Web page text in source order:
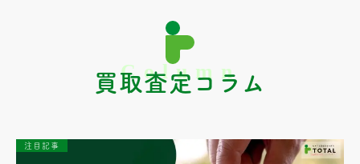
買取査定コラム
注目記事